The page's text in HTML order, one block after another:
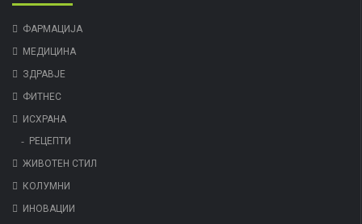
ФАРМАЦИЈА
МЕДИЦИНА
ЗДРАВЈЕ
ФИТНЕС
ИСХРАНА
РЕЦЕПТИ
ЖИВОТЕН СТИЛ
КОЛУМНИ
ИНОВАЦИИ